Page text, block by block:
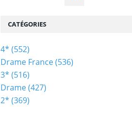
CATÉGORIES
4* (552)
Drame France(536)
3* (516)
Drame(427)
2* (369)